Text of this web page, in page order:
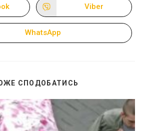
ВМІСТОМ
Відкрити
в
новому
Viber
Відкрити
в
WhatsApp
СПОДОБАТИСЬ